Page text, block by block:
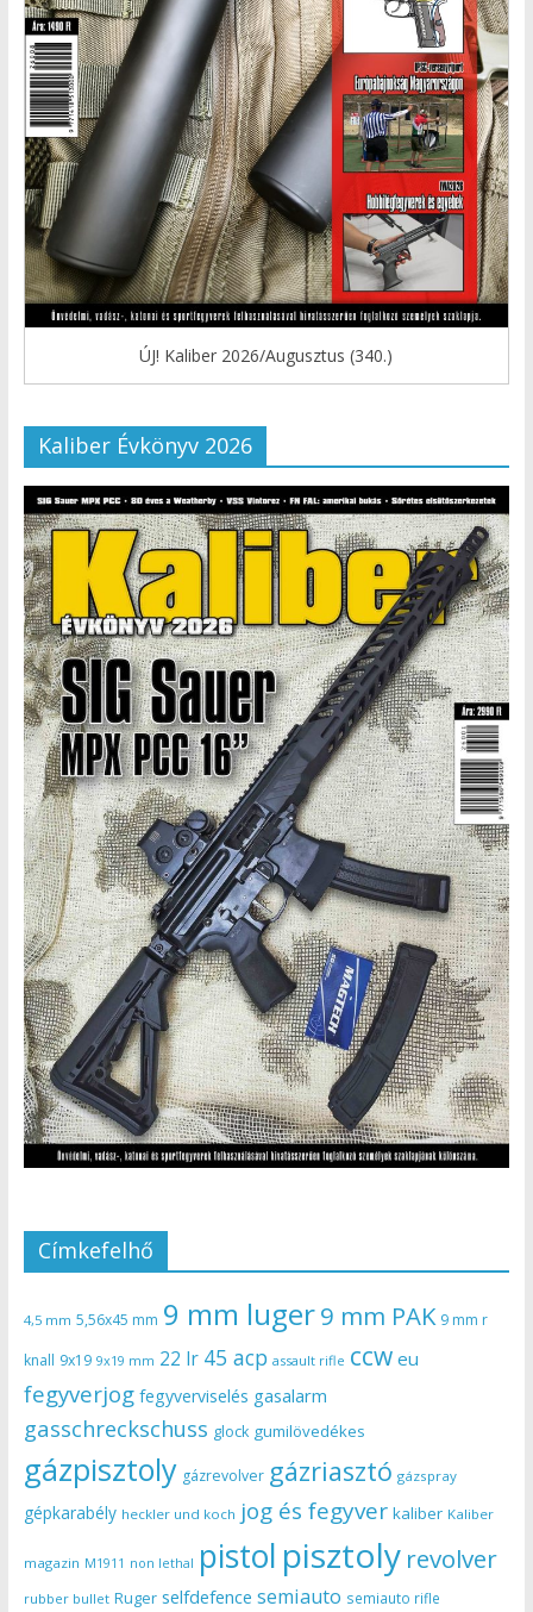
ÚJ! Kaliber 2026/Augusztus (340.)
Kaliber Évkönyv 2026
Címkefelhő
4,5 mm 5,56x45 mm 9 mm luger9 mm PAK 9 mm r
knall 9x19 9x19 mm 22 lr 45 acp assault rifle ccw eu
fegyverjog fegyverviselés gasalarm
gasschreckschuss glock gumilövedékes
gázpisztoly gázrevolver gázriasztó gázspray
gépkarabély heckler und koch jog és fegyver kaliber Kaliber
magazin M1911 non lethal pistol pisztoly revolver
rubber bullet Ruger selfdefence semiauto semiauto rifle